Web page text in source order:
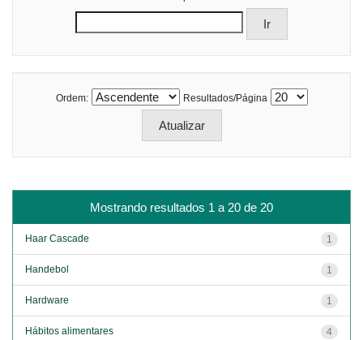
Ordem: Resultados/Página
Mostrando resultados 1 a 20 de 20
Haar Cascade 1
Handebol 1
Hardware 1
Hábitos alimentares 4